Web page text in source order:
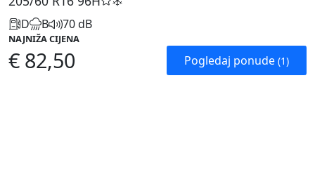
D B 70 dB
NAJNIŽA CIJENA
€ 82,50 Pogledaj ponude (1)